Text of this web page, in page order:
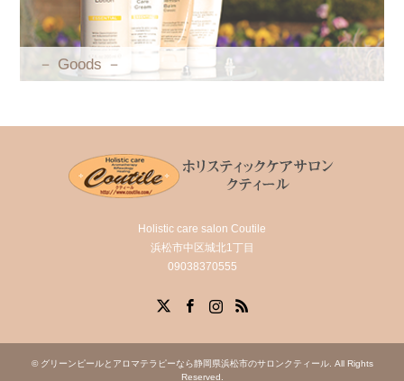
－ Goods －
Holistic care salon Coutile
浜松市中区城北1丁目
09038370555
RSS
© グリーンピールとアロマテラピーなら静岡県浜松市のサロンクティール. All Rights
Reserved.